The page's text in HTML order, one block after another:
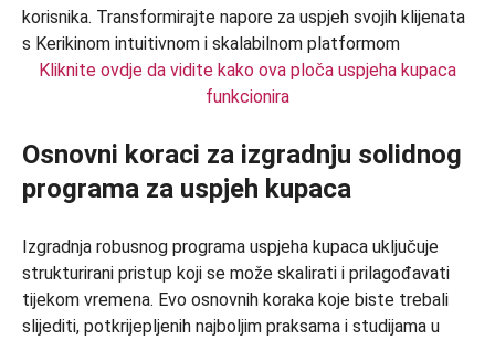
Kliknite ovdje da vidite kako ova ploča uspjeha kupaca
funkcionira
Osnovni koraci za izgradnju solidnog
programa za uspjeh kupaca
Izgradnja robusnog programa uspjeha kupaca uključuje
strukturirani pristup koji se može skalirati i prilagođavati
tijekom vremena. Evo osnovnih koraka koje biste trebali
slijediti, potkrijepljenih najboljim praksama i studijama u